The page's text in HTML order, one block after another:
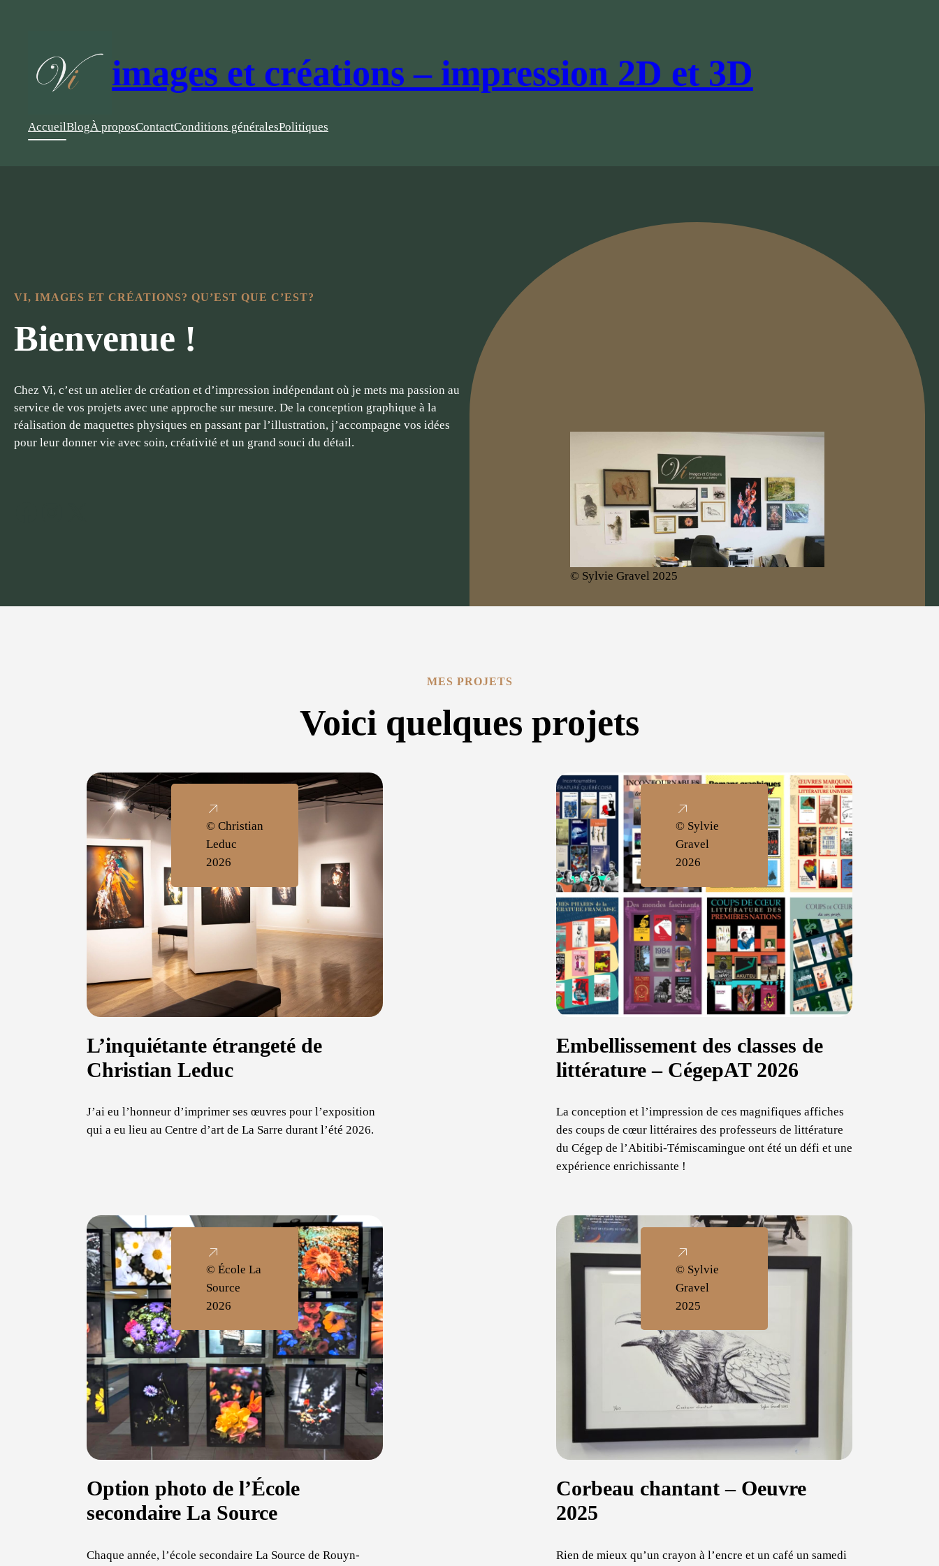
images et créations – impression 2D et 3D
AccueilBlogÀ proposContactConditions généralesPolitiques
VI, IMAGES ET CRÉATIONS? QU’EST QUE C’EST?
Bienvenue !
Chez Vi, c’est un atelier de création et d’impression indépendant où je mets ma passion au
service de vos projets avec une approche sur mesure. De la conception graphique à la
réalisation de maquettes physiques en passant par l’illustration, j’accompagne vos idées
pour leur donner vie avec soin, créativité et un grand souci du détail.
© Sylvie Gravel 2025
MES PROJETS
Voici quelques projets
© Christian
Leduc
2026
L’inquiétante étrangeté de
Christian Leduc
J’ai eu l’honneur d’imprimer ses œuvres pour l’exposition
qui a eu lieu au Centre d’art de La Sarre durant l’été 2026.
© Sylvie
Gravel
2026
Embellissement des classes de
littérature – CégepAT 2026
La conception et l’impression de ces magnifiques affiches
des coups de cœur littéraires des professeurs de littérature
du Cégep de l’Abitibi-Témiscamingue ont été un défi et une
expérience enrichissante !
© École La
Source
2026
Option photo de l’École
secondaire La Source
Chaque année, l’école secondaire La Source de Rouyn-
© Sylvie
Gravel
2025
Corbeau chantant – Oeuvre
2025
Rien de mieux qu’un crayon à l’encre et un café un samedi